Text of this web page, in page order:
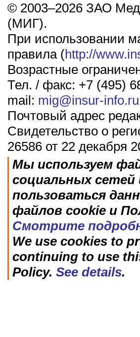
© 2003–2026 ЗАО
(МИГ).
При использовании
правила (http://
Возрастные
Тел. / факс: +7 (495)
mail: mig@insur-info.ru
Почтовый адрес
Свидетельство о
26586 от 22 декабря
Мы используем
социальных сетей
пользоваться
файлов cookie и
Смотрите
We use cookies to
continuing to use
Policy. See details.